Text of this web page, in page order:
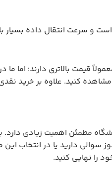
قیمت بالاتری دارند؛ اما ما
مشاهده کنید. علاوه بر خرید
مطمئن اهمیت زیادی
دارید یا در انتخاب این